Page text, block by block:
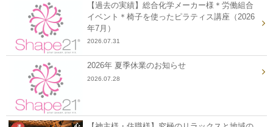
【過去の実績】総合化学メーカー様＊労働組合
イベント＊椅子を使ったピラティス講座（2026
年7月）
2026.07.31
2026年 夏季休業のお知らせ
2026.07.28